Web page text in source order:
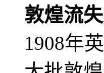
敦煌流
1908年